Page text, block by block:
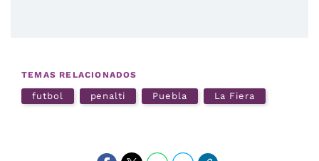
TEMAS RELACIONADOS
futbol penalti Puebla La Fiera